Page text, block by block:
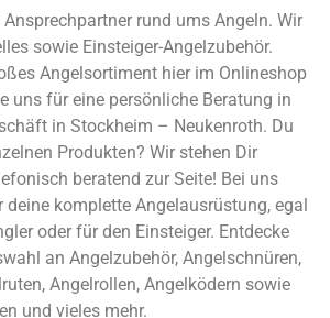
rund ums Angeln. Wir
sowie Einsteiger-Angelzubehör.
Angelsortiment hier im Onlineshop
uns für eine persönliche Beratung in
in Stockheim – Neukenroth. Du
Produkten? Wir stehen Dir
beratend zur Seite! Bei uns
komplette Angelausrüstung, egal
oder für den Einsteiger. Entdecke
an Angelzubehör, Angelschnüren,
Angelrollen, Angelködern sowie
und vieles mehr.